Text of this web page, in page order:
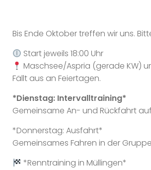
Bis Ende Oktober treffen wir uns.
Start jeweils 18:00 Uhr
Maschsee/Aspria (gerade KW)
Fällt aus an Feiertagen.
*Dienstag: Intervalltraining*
Gemeinsame An- und Rückfahrt
*Donnerstag: Ausfahrt*
Gemeinsames Fahren in der
*Renntraining in Müllingen*